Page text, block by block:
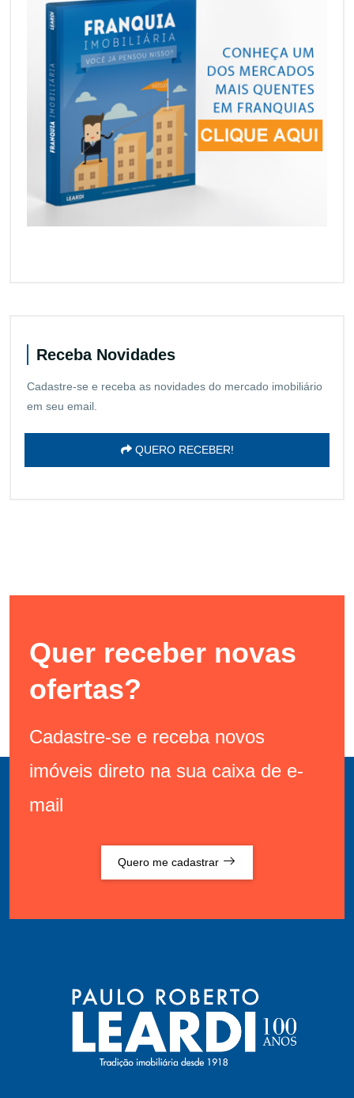
Receba Novidades
Cadastre-se e receba as novidades do mercado imobiliário
em seu email.
QUERO RECEBER!
Quer receber novas
ofertas?
Cadastre-se e receba novos
imóveis direto na sua caixa de e-
mail
Quero me cadastrar